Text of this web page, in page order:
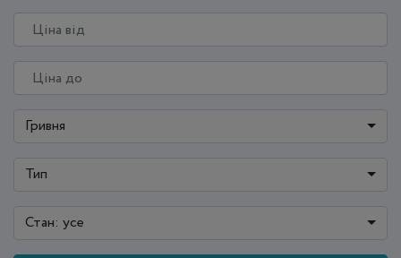
Гривня
Тип
Стан: усе